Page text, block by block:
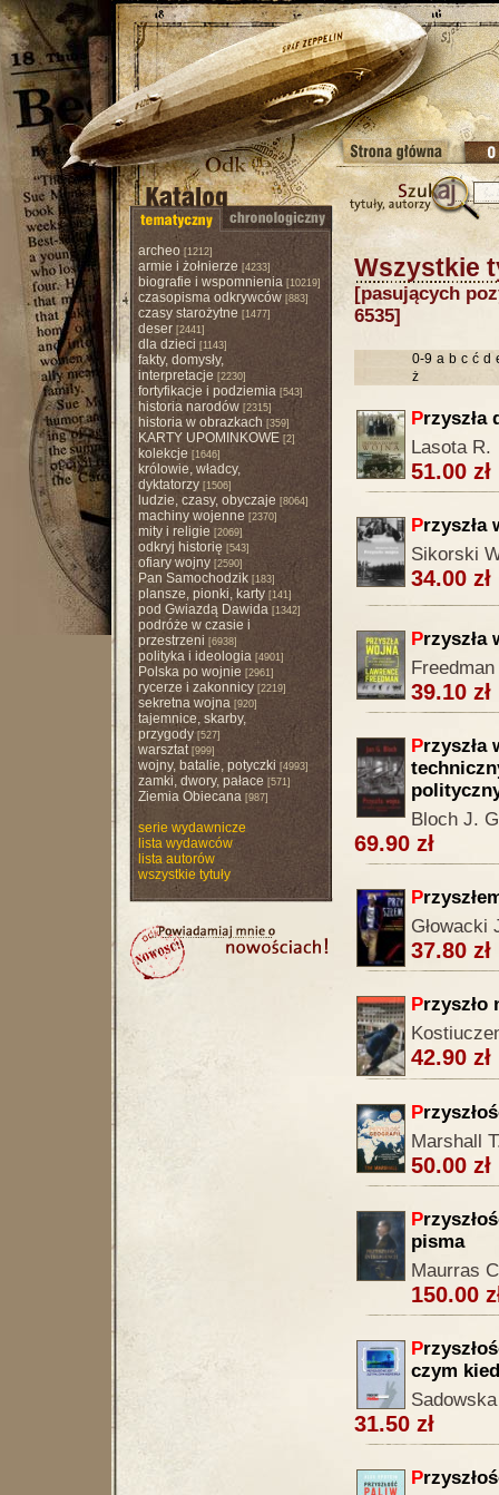
archeo [1212]
armie i żołnierze [4233]
biografie i wspomnienia[10219]
czasopisma odkrywców[883]
czasy starożytne [1477]
deser[2441]
dla dzieci [1143]
fakty, domysły,
interpretacje [2230]
fortyfikacje i podziemia[543]
historia narodów[2315]
historia w obrazkach [359]
KARTY UPOMINKOWE[2]
kolekcje [1646]
królowie, władcy,
dyktatorzy[1506]
ludzie, czasy, obyczaje [8064]
machiny wojenne [2370]
mity i religie [2069]
odkryj historię[543]
ofiary wojny[2590]
Pan Samochodzik[183]
plansze, pionki, karty[141]
pod Gwiazdą Dawida[1342]
podróże w czasie i
przestrzeni [6938]
polityka i ideologia[4901]
Polska po wojnie [2961]
rycerze i zakonnicy[2219]
sekretna wojna[920]
tajemnice, skarby,
przygody[527]
warsztat[999]
wojny, batalie, potyczki [4993]
zamki, dwory, pałace [571]
Ziemia Obiecana[987]
serie wydawnicze
lista wydawców
lista autorów
wszystkie tytuły
Wszystkie
[pasujących
6535]
0-9 a b c ć d
ż
Przyszła
Lasota R.
51.00 zł
Przyszła
Sikorski
34.00 zł
Przyszła
Freedman
39.10 zł
Przyszła
Bloch J.
69.90 zł
P
Głowacki
37.80 zł
Przyszło
42.90 zł
P
Marshall
50.00 zł
P
pisma
Maurras
150.00
P
czym
31.50 zł
P